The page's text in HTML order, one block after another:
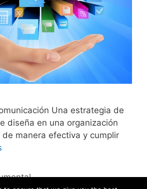
Una estrategia de
diseña en una organización
de manera efectiva y cumplir